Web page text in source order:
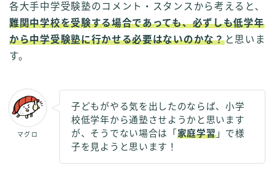
各大手中学受験塾のコメント・スタンスから考えると、
難関中学校を受験する場合であっても、必ずしも低学年
から中学受験塾に行かせる必要はないのかな？と思いま
す。
マグロ
子どもがやる気を出したのならば、小学
校低学年から通塾させようかと思います
が、そうでない場合は「 家庭学習」で様
子を見ようと思います！